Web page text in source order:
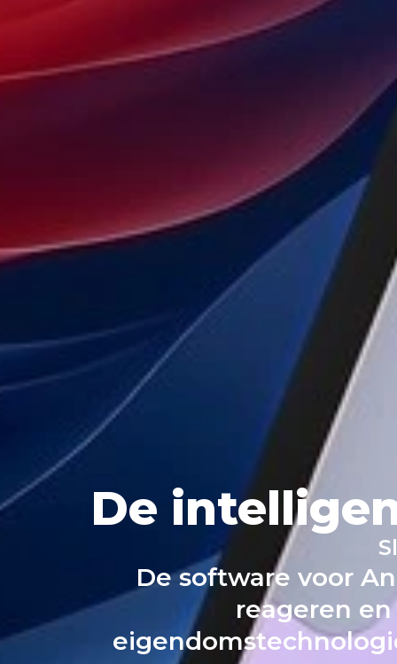
De
De software voor
reageren